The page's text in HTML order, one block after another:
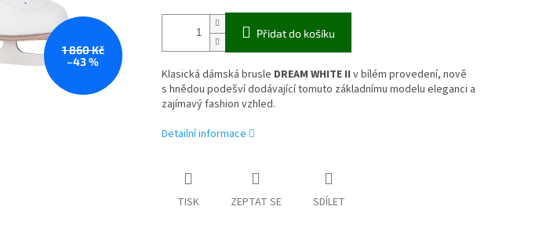
1 860 Kč
–43 %
Přidat do košíku
Klasická dámská brusle DREAM WHITE II v bílém provedení, nově
s hnědou podešví dodávající tomuto základnímu modelu eleganci a
zajímavý fashion vzhled.
Detailní informace
TISK ZEPTAT SE SDÍLET